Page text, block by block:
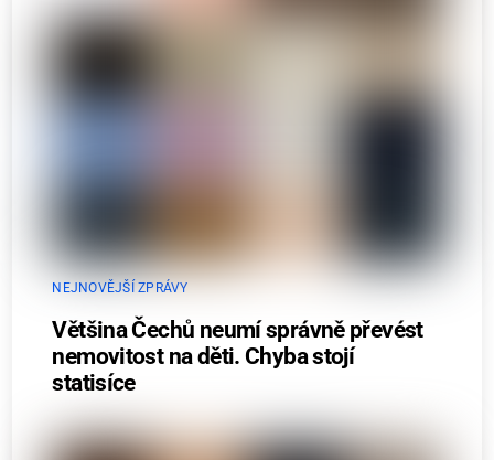
NEJNOVĚJŠÍ ZPRÁVY
Většina Čechů neumí správně převést
nemovitost na děti. Chyba stojí
statisíce